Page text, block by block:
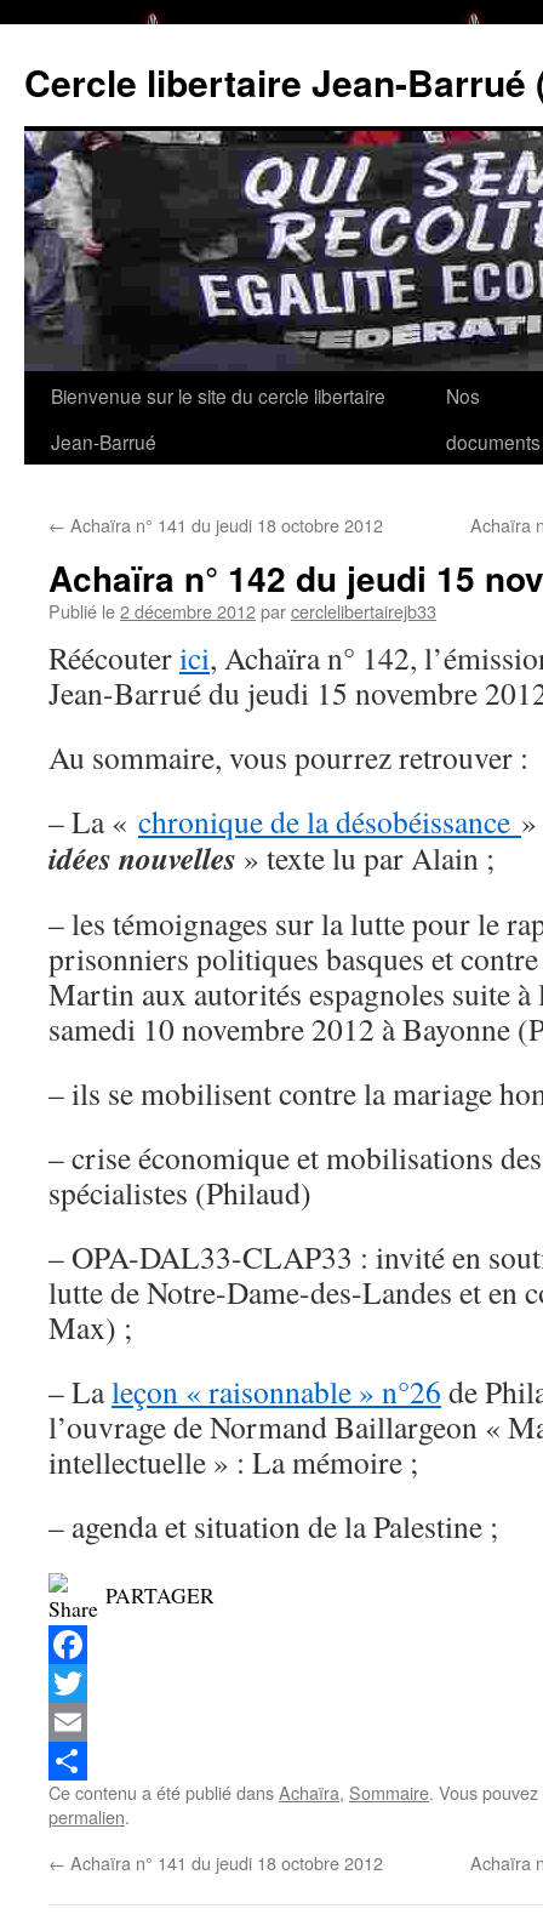
Cercle libertaire Jean-Barrué
Aller
au
Bienvenue sur le site du cercle libertaire
Jean-Barrué
Nos
documents
← Achaïra n° 141 du jeudi 18 octobre 2012 Achaïra
Achaïra n° 142 du jeudi 15
Publié le2 décembre 2012parcerclelibertairejb33
Réécouterici, Achaïra n° 142,
Jean-Barrué du jeudi 15 novembre
Au sommaire, vous pourrez retrouver :
– La « chronique de la désobéissance
idées nouvelles » texte lu par Alain ;
– les témoignages sur la lutte pour le
prisonniers politiques basques et
Martin aux autorités espagnoles suite
samedi 10 novembre 2012 à Bayonne
– ils se mobilisent contre la mariage
– crise économique et mobilisations
spécialistes (Philaud)
– OPA-DAL33-CLAP33 : invité en
lutte de Notre-Dame-des-Landes et en
Max) ;
– Laleçon « raisonnable » n°26 de
l’ouvrage de Normand Baillargeon «
intellectuelle » : La mémoire ;
– agenda et situation de la Palestine ;
PARTAGER
Facebook
Twitter
Email
Partager
Ce contenu a été publié dansAchaïra, Sommaire. Vous
permalien.
← Achaïra n° 141 du jeudi 18 octobre 2012 Achaïra